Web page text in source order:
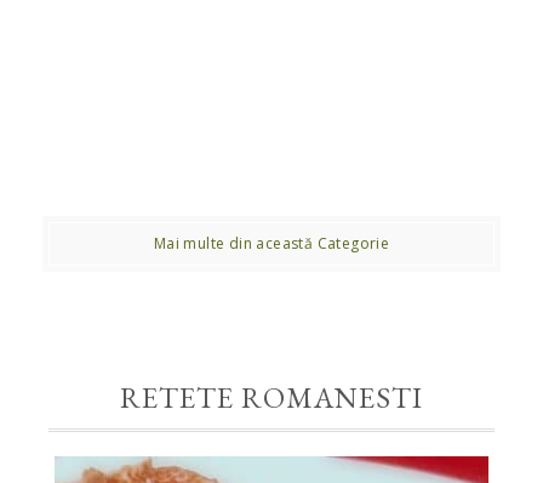
Mai multe din această Categorie
RETETE ROMANESTI